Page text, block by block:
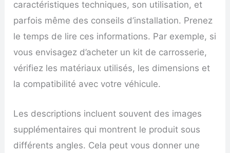
caractéristiques techniques, son utilisation, et
parfois même des conseils d’installation. Prenez
le temps de lire ces informations. Par exemple, si
vous envisagez d’acheter un kit de carrosserie,
vérifiez les matériaux utilisés, les dimensions et
la compatibilité avec votre véhicule.
Les descriptions incluent souvent des images
supplémentaires qui montrent le produit sous
différents angles. Cela peut vous donner une